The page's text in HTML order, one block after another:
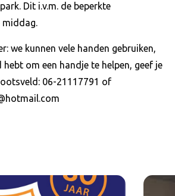
Dit i.v.m. de beperkte
middag.
we kunnen vele handen gebruiken,
om een handje te helpen, geef je
06-21117791 of